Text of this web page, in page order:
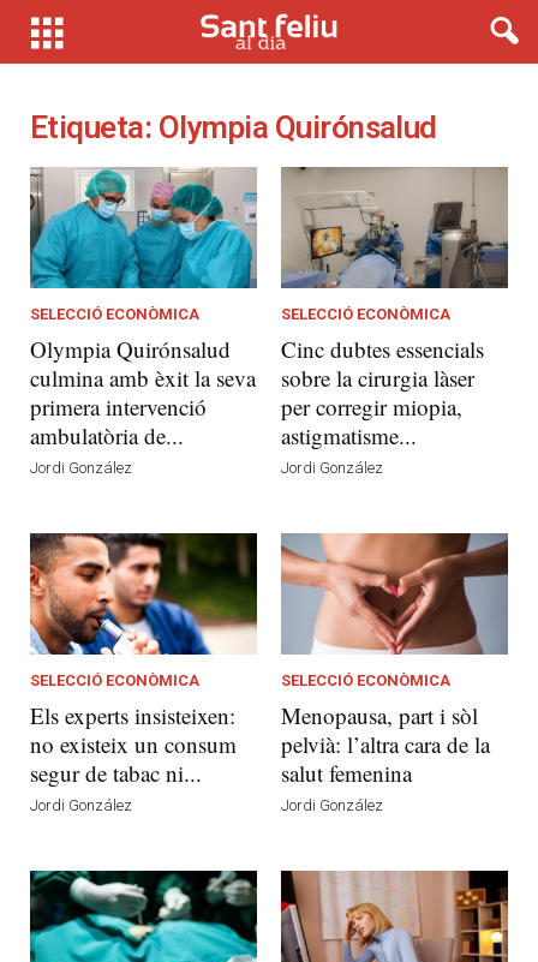
Etiqueta: Olympia Quirónsalud
SELECCIÓ ECONÒMICA
Olympia Quirónsalud
culmina amb èxit la seva
primera intervenció
ambulatòria de...
Jordi González
SELECCIÓ ECONÒMICA
Cinc dubtes essencials
sobre la cirurgia làser
per corregir miopia,
astigmatisme...
Jordi González
SELECCIÓ ECONÒMICA
Els experts insisteixen:
no existeix un consum
segur de tabac ni...
Jordi González
SELECCIÓ ECONÒMICA
Menopausa, part i sòl
pelvià: l’altra cara de la
salut femenina
Jordi González